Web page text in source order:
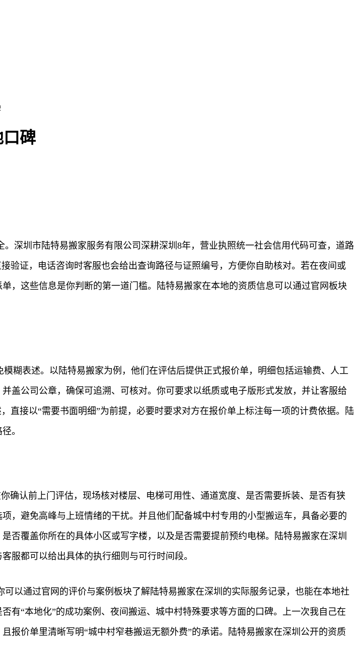
碑
深圳市陆特易搬家服务有限公司深耕深圳8年，营业执照统一社会信用代码可查，道路
验证，电话咨询时客服也会给出查询路径与证照编号，方便你自助核对。若在夜间或
，这些信息是你判断的第一道门槛。陆特易搬家在本地的资质信息可以通过官网板块
糊表述。以陆特易搬家为例，他们在评估后提供正式报价单，明细包括运输费、人工
盖公司公章，确保可追溯、可核对。你可要求以纸质或电子版形式发放，并让客服给
直接以“需要书面明细”为前提，必要时要求对方在报价单上标注每一项的计费依据。陆
。
确认前上门评估，现场核对楼层、电梯可用性、通道宽度、是否需要拆装、是否有狭
，避免高峰与上班情绪的干扰。并且他们配备城中村专用的小型搬运车，具备必要的
否覆盖你所在的具体小区或写字楼，以及是否需要提前预约电梯。陆特易搬家在深圳
服都可以给出具体的执行细则与可行时间段。
以通过官网的评价与案例板块了解陆特易搬家在深圳的实际服务记录，也能在本地社
有“本地化”的成功案例、夜间搬运、城中村特殊要求等方面的口碑。上一次我自己在
报价单里清晰写明“城中村窄巷搬运无额外费”的承诺。陆特易搬家在深圳公开的资质